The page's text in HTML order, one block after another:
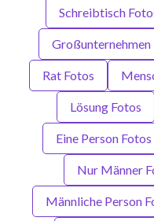
Schreibtisch
Großunternehmen
Rat Fotos
Lösung Fotos
Eine Person Fotos
Nur Männer
Männliche Person